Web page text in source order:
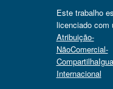
Este trabalho
licenciado com
Atribuição-
NãoComercial-
Internacional